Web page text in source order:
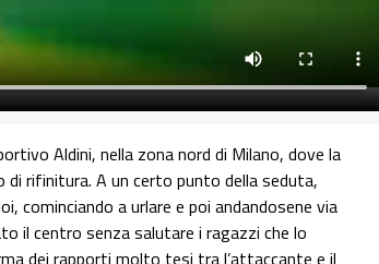
Aldini, nella zona nord di Milano, dove la
di rifinitura. A un certo punto della seduta,
cominciando a urlare e poi andandosene via
il centro senza salutare i ragazzi che lo
dei rapporti molto tesi tra l’attaccante e il